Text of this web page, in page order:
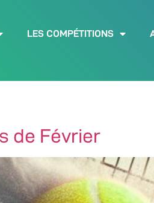
LES COMPÉTITIONS
de Février